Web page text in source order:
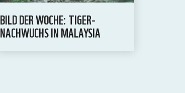
BILD DER WOCHE: TIGER-
NACHWUCHS IN MALAYSIA